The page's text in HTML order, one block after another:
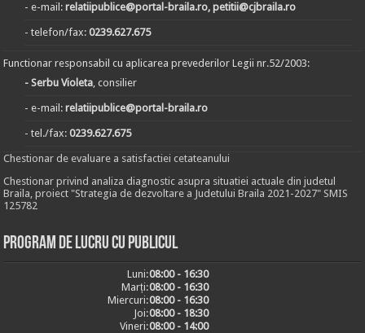
- e-mail:relatiipublice@portal-braila.ro, petitii@cjbraila.ro
- telefon/fax:0239.627.675
Functionar responsabil cu aplicarea prevederilor Legii nr.52/2003:
- Serbu Violeta, consilier
- e-mail:relatiipublice@portal-braila.ro
- tel./fax:0239.627.675
Chestionar de evaluare a satisfactiei cetateanului
Chestionar privind analiza diagnostic asupra situatiei actuale din judetul
Braila, proiect "Strategia de dezvoltare a Judetului Braila 2021-2027" SMIS
125782
Program de lucru cu publicul
Luni:08:00 - 16:30
Marți:08:00 - 16:30
Miercuri:08:00 - 16:30
Joi:08:00 - 18:30
Vineri:08:00 - 14:00